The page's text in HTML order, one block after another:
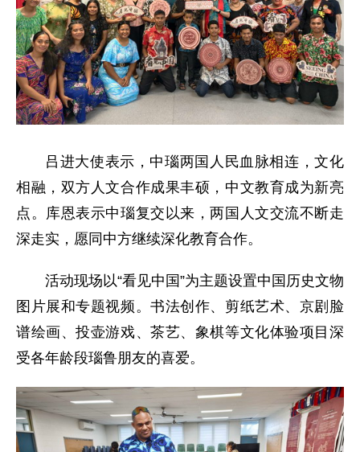
吕进大使表示，中瑙两国人民血脉相连，文化
相融，双方人文合作成果丰硕，中文教育成为新亮
点。库恩表示中瑙复交以来，两国人文交流不断走
深走实，愿同中方继续深化教育合作。
活动现场以“看见中国”为主题设置中国历史文物
图片展和专题视频。书法创作、剪纸艺术、京剧脸
谱绘画、投壶游戏、茶艺、象棋等文化体验项目深
受各年龄段瑙鲁朋友的喜爱。